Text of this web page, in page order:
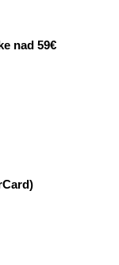
nad 59€